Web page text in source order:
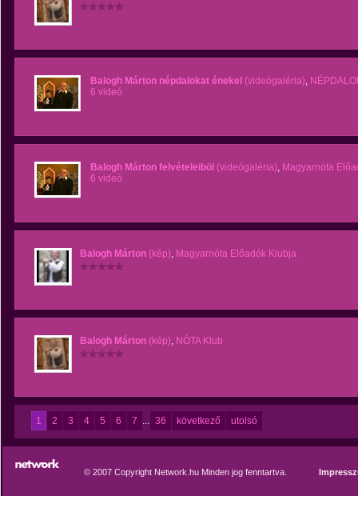
Balogh Márton népdalokat énekel (videógaléria),
6 videó
Balogh Márton felvételeiböl (videógaléria), Magyarnóta
6 videó
Balogh Márton (kép), Magyarnóta Előadók Klubja
Balogh Márton (kép), NÓTA Klub
1 2 3 4 5 6 7 ... 36 következő utolsó
© 2007 Copyright Network.hu Minden jog fenntartva.